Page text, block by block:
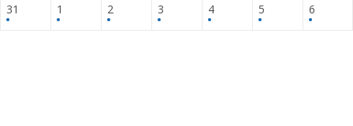
31 1 2 3 4 5 6